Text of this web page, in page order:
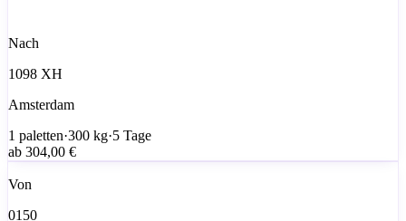
Nach
1098 XH
Amsterdam
1 paletten·300 kg·5 Tage
ab 304,00 €
Von
0150